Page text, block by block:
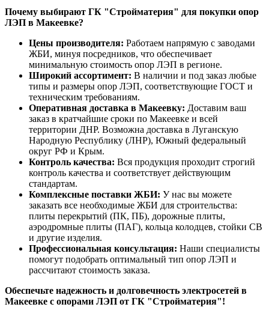
Почему выбирают ГК "Стройматерия" для покупки опор
ЛЭП в Макеевке?
Цены производителя: Работаем напрямую с заводами
ЖБИ, минуя посредников, что обеспечивает
минимальную стоимость опор ЛЭП в регионе.
Широкий ассортимент: В наличии и под заказ любые
типы и размеры опор ЛЭП, соответствующие ГОСТ и
техническим требованиям.
Оперативная доставка в Макеевку: Доставим ваш
заказ в кратчайшие сроки по Макеевке и всей
территории ДНР. Возможна доставка в Луганскую
Народную Республику (ЛНР), Южный федеральный
округ РФ и Крым.
Контроль качества: Вся продукция проходит строгий
контроль качества и соответствует действующим
стандартам.
Комплексные поставки ЖБИ: У нас вы можете
заказать все необходимые ЖБИ для строительства:
плиты перекрытий (ПК, ПБ), дорожные плиты,
аэродромные плиты (ПАГ), кольца колодцев, стойки СВ
и другие изделия.
Профессиональная консультация: Наши специалисты
помогут подобрать оптимальный тип опор ЛЭП и
рассчитают стоимость заказа.
Обеспечьте надежность и долговечность электросетей в
Макеевке с опорами ЛЭП от ГК "Стройматерия"!